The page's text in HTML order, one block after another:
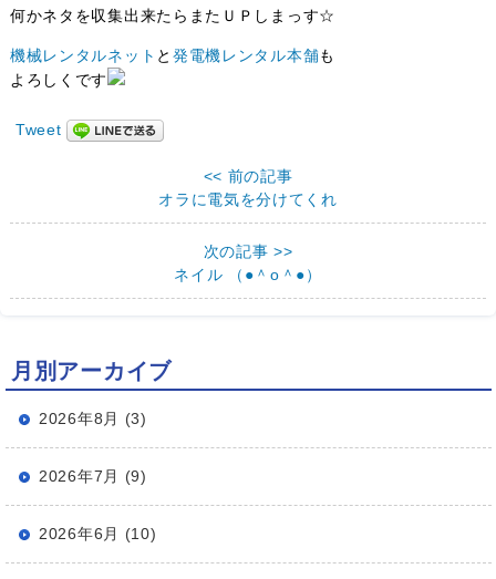
何かネタを収集出来たらまたＵＰしまっす☆
機械レンタルネット と 発電機レンタル本舗も
よろしくです
Tweet
<< 前の記事
オラに電気を分けてくれ
次の記事 >>
ネイル （●＾o＾●）
月別アーカイブ
2026年8月 (3)
2026年7月 (9)
2026年6月 (10)